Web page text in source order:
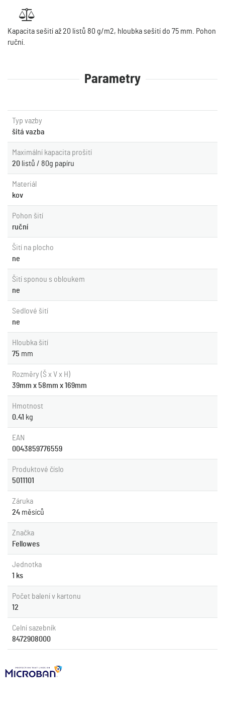
Kapacita sešití až 20 listů 80 g/m2, hloubka sešití do 75 mm. Pohon
ruční.
Parametry
Typ vazby
šitá vazba
Maximální kapacita prošití
20 listů / 80g papíru
Materiál
kov
Pohon šití
ruční
Šití na plocho
ne
Šití sponou s obloukem
ne
Sedlové šití
ne
Hloubka šití
75 mm
Rozměry (Š x V x H)
39mm x 58mm x 169mm
Hmotnost
0.41 kg
EAN
0043859776559
Produktové číslo
5011101
Záruka
24 měsíců
Značka
Fellowes
Jednotka
1 ks
Počet balení v kartonu
12
Celní sazebník
8472908000